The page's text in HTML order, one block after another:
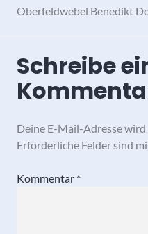
Oberfeldwebel Benedikt
Schreibe
Deine E-Mail-Adresse
Erforderliche Felder sind
Kommentar *